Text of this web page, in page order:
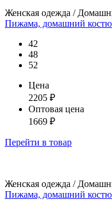
Женская одежда /
Пижама, домашний
42
48
52
Цена
2205 ₽
Оптовая цена
1669 ₽
Перейти в товар
Женская одежда /
Пижама, домашний